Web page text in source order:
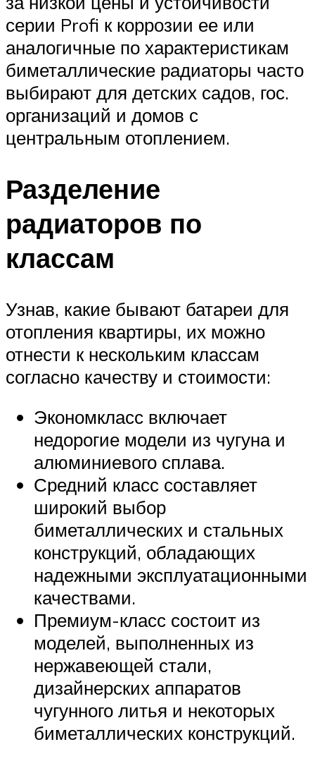
серии Profi к коррозии ее или
аналогичные по характеристикам
биметаллические радиаторы часто
выбирают для детских садов, гос.
организаций и домов с
центральным отоплением.
Разделение
радиаторов по
классам
Узнав, какие бывают батареи для
отопления квартиры, их можно
отнести к нескольким классам
согласно качеству и стоимости:
Экономкласс включает
недорогие модели из чугуна и
алюминиевого сплава.
Средний класс составляет
широкий выбор
биметаллических и стальных
конструкций, обладающих
надежными эксплуатационными
качествами.
Премиум-класс состоит из
моделей, выполненных из
нержавеющей стали,
дизайнерских аппаратов
чугунного литья и некоторых
биметаллических конструкций.